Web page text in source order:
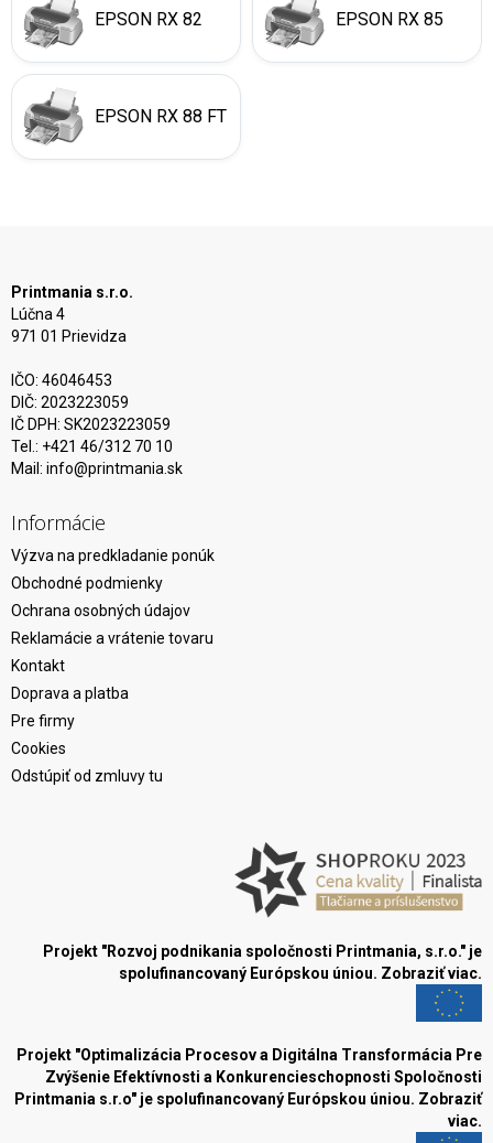
EPSON RX 82 EPSON RX 85
EPSON RX 88 FT
Printmania s.r.o.
Lúčna 4
971 01 Prievidza
IČO: 46046453
DIČ: 2023223059
IČ DPH: SK2023223059
Tel.: +421 46/312 70 10
Mail: info@printmania.sk
Informácie
Výzva na predkladanie ponúk
Obchodné podmienky
Ochrana osobných údajov
Reklamácie a vrátenie tovaru
Kontakt
Doprava a platba
Pre firmy
Cookies
Odstúpiť od zmluvy tu
Projekt "Rozvoj podnikania spoločnosti Printmania, s.r.o." je
spolufinancovaný Európskou úniou. Zobraziť viac.
Projekt "Optimalizácia Procesov a Digitálna Transformácia Pre
Zvýšenie Efektívnosti a Konkurencieschopnosti Spoločnosti
Printmania s.r.o" je spolufinancovaný Európskou úniou. Zobraziť
viac.